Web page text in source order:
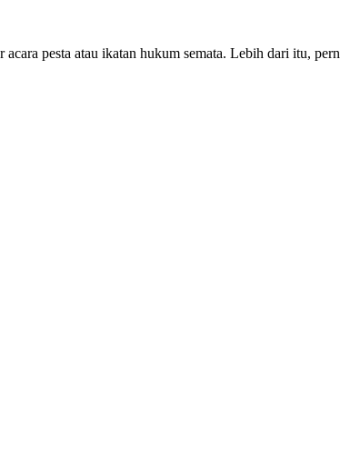
acara pesta atau ikatan hukum semata. Lebih dari itu,